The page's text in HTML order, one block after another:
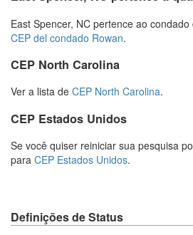
East Spencer, NC pertence ao
CEP del condado Rowan.
CEP North Carolina
Ver a lista de CEP North Carolina.
CEP Estados Unidos
Se você quiser reiniciar sua pesquisa
para CEP Estados Unidos.
Definições de Status